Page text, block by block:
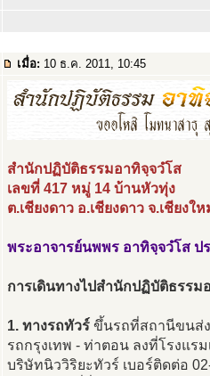
เมื่อ: 10 ธ.ค. 2011, 10:45
สำนักปฏิบัติธรรมอาทิจฺจวํโส
เลขที่ 417 หมู่ 14 บ้านหัวทุ่ง
ต.เชียงดาว อ.เชียงดาว จ.เชียงใ
พระอาจารย์นพพร อาทิจฺจวํโส ป
การเดินทางไปสำนักปฏิบัติธรรม
1. ทางรถทัวร์ ขึ้นรถที่สถานีขนส่
รถกรุงเทพ - ท่าตอน ลงที่โรงแร
บริษัทนิววิริยะทัวร์ เบอร์ติดต่อ